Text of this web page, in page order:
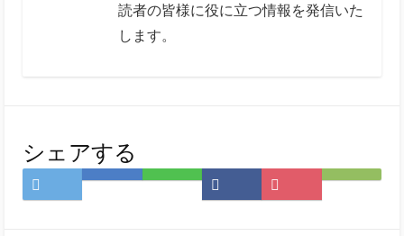
読者の皆様に役に立つ情報を発信いた
します。
シェアする
Twitter
で
は
LINE
Facebook
で
Pocket
に
Feedly